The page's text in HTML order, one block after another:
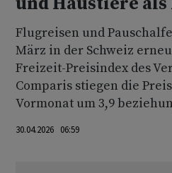
Flugreisen und
März in der Schweiz
Freizeit-Preisindex des
Comparis stiegen die
Vormonat um 3,9
30.04.2026 06:59